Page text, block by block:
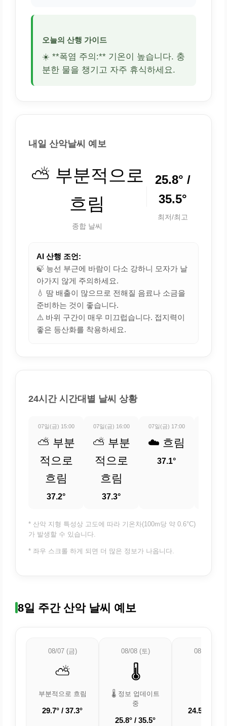
오늘의 산행 가이드
☀️ **폭염 주의:** 기온이 높습니다. 충
분한 물을 챙기고 자주 휴식하세요.
내일 산악날씨 예보
⛅ 부분적으로
흐림
종합 날씨
25.8° /
35.5°
최저/최고
AI 산행 조언:
🍃 능선 부근에 바람이 다소 강하니 모자가 날
아가지 않게 주의하세요.
💧 땀 배출이 많으므로 전해질 음료나 소금을
준비하는 것이 좋습니다.
⚠️ 바위 구간이 매우 미끄럽습니다. 접지력이
좋은 등산화를 착용하세요.
24시간 시간대별 날씨 상황
07일(금) 15:00
⛅ 부분
적으로
흐림
37.2°
07일(금) 16:00
⛅ 부분
적으로
흐림
37.3°
07일(금) 17:00
☁️ 흐림
37.1°
* 산악 지형 특성상 고도에 따라 기온차(100m당 약 0.6°C)
가 발생할 수 있습니다.
* 좌우 스크롤 하게 되면 더 많은 정보가 나옵니다.
8일 주간 산악 날씨 예보
08/07 (금)
⛅
부분적으로 흐림
29.7° / 37.3°
08/08 (토)
🌡️
🌡️ 정보 업데이트
중
25.8° / 35.5°
08/09 (일)
24.5° /